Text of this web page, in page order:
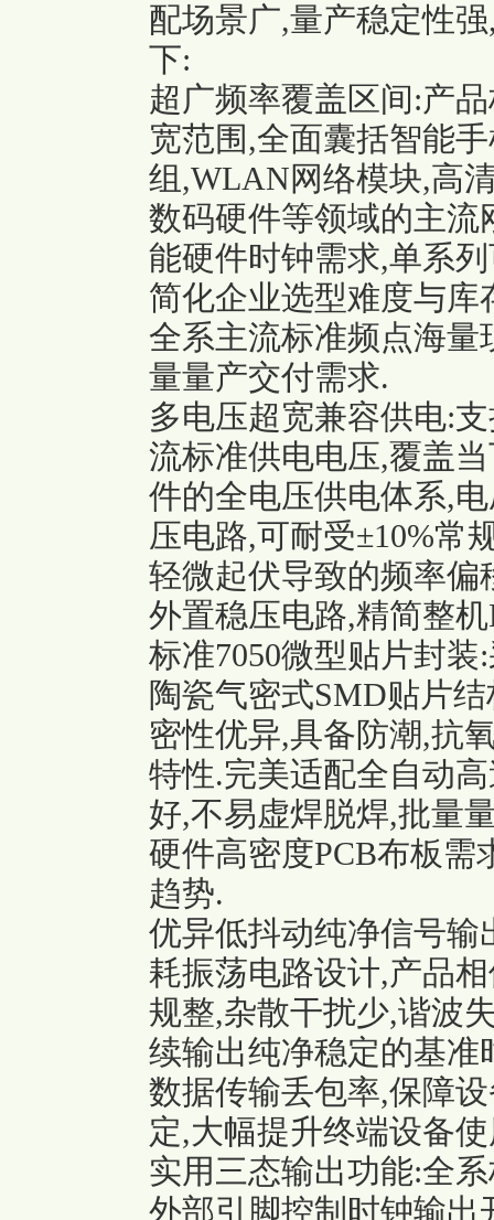
配场景广,量产稳定性
下:
超广频率覆盖区间:产
宽范围,全面囊括智能
组,WLAN网络模块,高
数码硬件等领域的主
能硬件时钟需求,单系
简化企业选型难度与
全系主流标准频点海
量量产交付需求.
多电压超宽兼容供电:
流标准供电电压,覆盖
件的全电压供电体系,
压电路,可耐受±10%常
轻微起伏导致的频率
外置稳压电路,精简整
标准7050微型贴片封装
陶瓷气密式SMD贴片
密性优异,具备防潮,抗
特性.完美适配全自动
好,不易虚焊脱焊,批量
硬件高密度PCB布板需
趋势.
优异低抖动纯净信号
耗振荡电路设计,产品
规整,杂散干扰少,谐波
续输出纯净稳定的基
数据传输丢包率,保障
定,大幅提升终端设备
实用三态输出功能:全
外部引脚控制时钟输